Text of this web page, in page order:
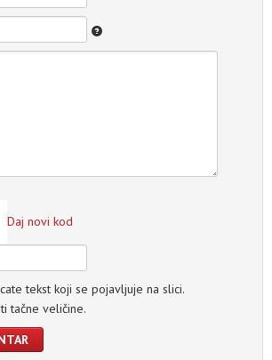
Daj novi kod
tekst koji se pojavljuje na slici.
tačne veličine.